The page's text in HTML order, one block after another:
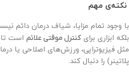
نکته‌ی مهم
با وجود تمام مزایا، شیاف درمان دائم
بلکه ابزاری برای کنترل موقتی علائم است تا
مثل فیزیوتراپی، ورزش‌های اصلاحی یا
پلاتینر) را دنبال کند.